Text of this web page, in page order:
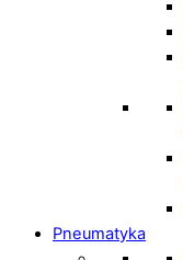
Pneumatyka